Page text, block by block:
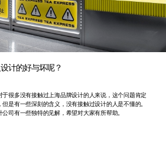
计的好与坏呢？
很多没有接触过上海品牌设计的人来说，这个问题肯定
是有一些深刻的含义，没有接触过设计的人是不懂的。
司有一些独特的见解，希望对大家有所帮助。